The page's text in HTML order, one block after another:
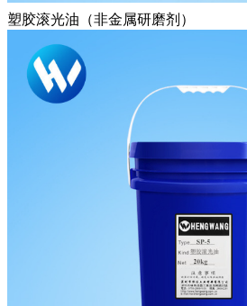
塑胶滚光油（非金属研磨剂）